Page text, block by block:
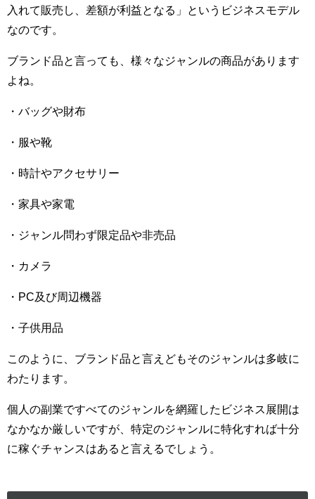
入れて販売し、差額が利益となる」というビジネスモデル
なのです。
ブランド品と言っても、様々なジャンルの商品があります
よね。
・バッグや財布
・服や靴
・時計やアクセサリー
・家具や家電
・ジャンル問わず限定品や非売品
・カメラ
・PC及び周辺機器
・子供用品
このように、ブランド品と言えどもそのジャンルは多岐に
わたります。
個人の副業ですべてのジャンルを網羅したビジネス展開は
なかなか厳しいですが、特定のジャンルに特化すれば十分
に稼ぐチャンスはあると言えるでしょう。